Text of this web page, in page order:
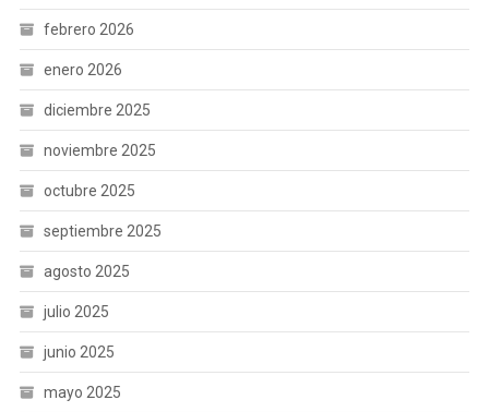
febrero 2026
enero 2026
diciembre 2025
noviembre 2025
octubre 2025
septiembre 2025
agosto 2025
julio 2025
junio 2025
mayo 2025